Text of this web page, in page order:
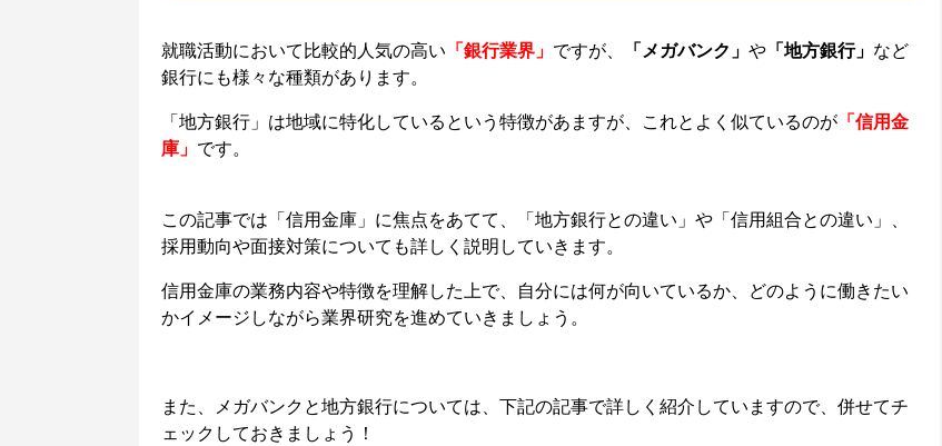
就職活動において比較的人気の高い 「銀行業界」 ですが、 「メガバンク」 や「地方銀行」 など
銀行にも様々な種類があります。
「地方銀行」は地域に特化しているという特徴があますが、これとよく似ているのが「信用金
庫」 です。
この記事では 「信用金庫」 に焦点をあてて、 「地方銀行との違い」や「信用組合との違い」
採用動向や面接対策についても詳しく説明していきます。
信用金庫の業務内容や特徴を理解した上で、自分には何が向いているか、どのように働きたい
かイメージしながら業界研究を進めていきましょう。
また、メガバンクと地方銀行については、下記の記事で詳しく紹介していますので、併せてチ
ェックしておきましょう！